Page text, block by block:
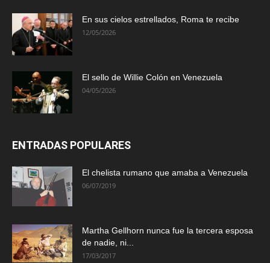
En sus cielos estrellados, Roma te recibe
12/05/2026
El sello de Willie Colón en Venezuela
04/05/2026
ENTRADAS POPULARES
El chelista rumano que amaba a Venezuela
06/07/2019
Martha Gellhorn nunca fue la tercera esposa
de nadie, ni...
17/03/2017